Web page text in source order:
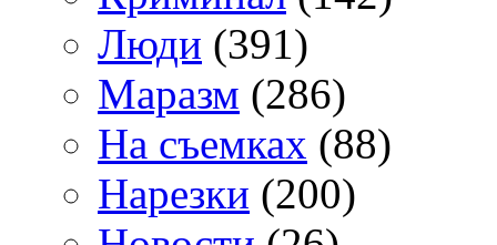
Люди (391)
Маразм (286)
На съемках (88)
Нарезки (200)